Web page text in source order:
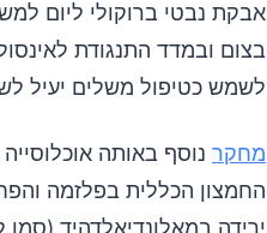
לשמש כטיפול משלים יעיל
מחקר נוסף באותה
החמצון הכללית בפלזמה